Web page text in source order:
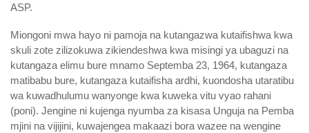
ASP.
Miongoni mwa hayo ni pamoja na kutangazwa kutaifishwa kwa
skuli zote zilizokuwa zikiendeshwa kwa misingi ya ubaguzi na
kutangaza elimu bure mnamo Septemba 23, 1964, kutangaza
matibabu bure, kutangaza kutaifisha ardhi, kuondosha utaratibu
wa kuwadhulumu wanyonge kwa kuweka vitu vyao rahani
(poni). Jengine ni kujenga nyumba za kisasa Unguja na Pemba
mjini na vijijini, kuwajengea makaazi bora wazee na wengine